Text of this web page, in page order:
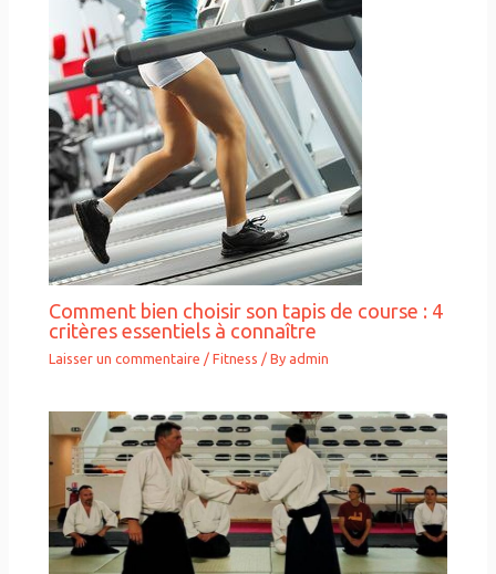
Comment bien choisir son tapis de course : 4
critères essentiels à connaître
Laisser un commentaire /Fitness / By admin